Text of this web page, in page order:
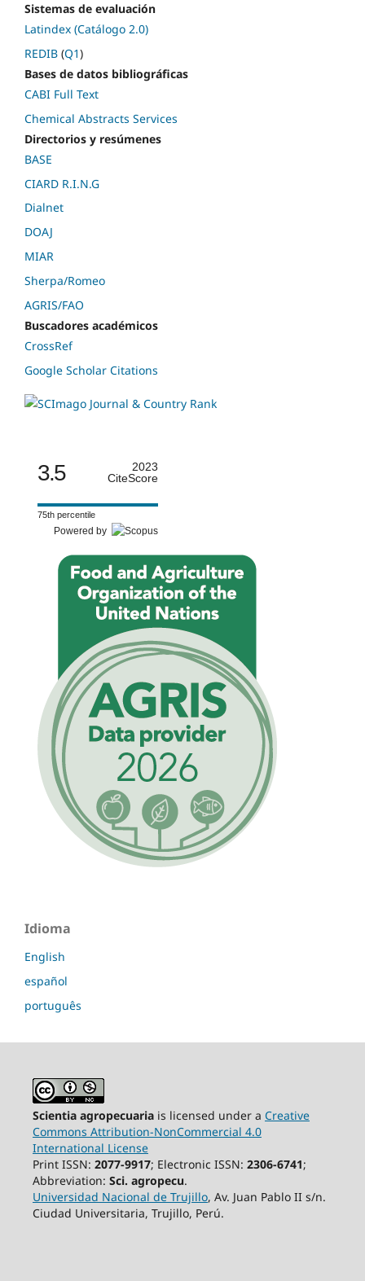
Sistemas de evaluación
Latindex (Catálogo 2.0)
REDIB (Q1)
Bases de datos bibliográficas
CABI Full Text
Chemical Abstracts Services
Directorios y resúmenes
BASE
CIARD R.I.N.G
Dialnet
DOAJ
MIAR
Sherpa/Romeo
AGRIS/FAO
Buscadores académicos
CrossRef
Google Scholar Citations
3.5
2023
CiteScore
75th percentile
Powered by
Idioma
English
español
português
Scientia agropecuariais licensed under a Creative
Commons Attribution-NonCommercial 4.0
International License
Print ISSN: 2077-9917; Electronic ISSN: 2306-6741;
Abbreviation: Sci. agropecu.
Universidad Nacional de Trujillo, Av. Juan Pablo II s/n.
Ciudad Universitaria, Trujillo, Perú.